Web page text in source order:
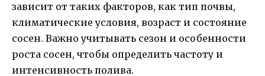
зависит от таких факторов, как тип почвы,
климатические условия, возраст и состояние
сосен. Важно учитывать сезон и особенности
роста сосен, чтобы определить частоту и
интенсивность полива.